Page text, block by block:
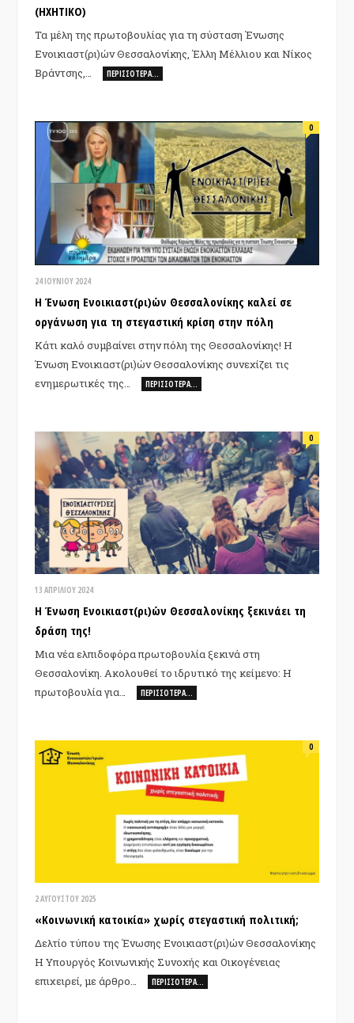
(ΗΧΗΤΙΚΟ)
Τα μέλη της πρωτοβουλίας για τη σύσταση Ένωσης
Ενοικιαστ(ρι)ών Θεσσαλονίκης, Έλλη Μέλλιου και Νίκος
Βράντσης,…
ΠΕΡΙΣΣΌΤΕΡΑ…
24 ΙΟΥΝΊΟΥ 2024
0
Η Ένωση Ενοικιαστ(ρι)ών Θεσσαλονίκης καλεί σε
οργάνωση για τη στεγαστική κρίση στην πόλη
Κάτι καλό συμβαίνει στην πόλη της Θεσσαλονίκης! Η
Ένωση Ενοικιαστ(ρι)ών Θεσσαλονίκης συνεχίζει τις
ενημερωτικές της…
ΠΕΡΙΣΣΌΤΕΡΑ…
13 ΑΠΡΙΛΊΟΥ 2024
0
Η Ένωση Ενοικιαστ(ρι)ών Θεσσαλονίκης ξεκινάει τη
δράση της!
Μια νέα ελπιδοφόρα πρωτοβουλία ξεκινά στη
Θεσσαλονίκη. Ακολουθεί το ιδρυτικό της κείμενο: Η
πρωτοβουλία για…
ΠΕΡΙΣΣΌΤΕΡΑ…
2 ΑΥΓΟΎΣΤΟΥ 2025
0
«Κοινωνική κατοικία» χωρίς στεγαστική πολιτική;
Δελτίο τύπου της Ένωσης Ενοικιαστ(ρι)ών Θεσσαλονίκης
Η Υπουργός Κοινωνικής Συνοχής και Οικογένειας
επιχειρεί, με άρθρο…
ΠΕΡΙΣΣΌΤΕΡΑ…